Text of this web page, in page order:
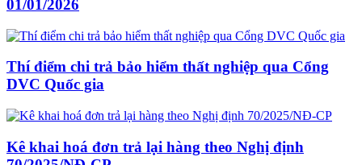
01/01/2026
Thí điểm chi trả bảo hiểm thất nghiệp qua Cổng
DVC Quốc gia
Kê khai hoá đơn trả lại hàng theo Nghị định